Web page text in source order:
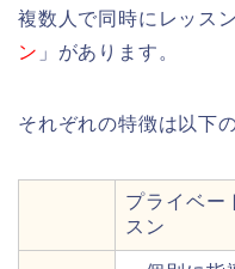
複数人で同時にレッス
ン 」があります。
それぞれの特徴は以下
プライベー
スン